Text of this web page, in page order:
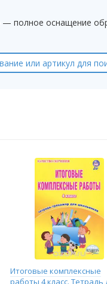
— полное оснащение
Итоговые комплексные
работы 4 класс. Тетрадь